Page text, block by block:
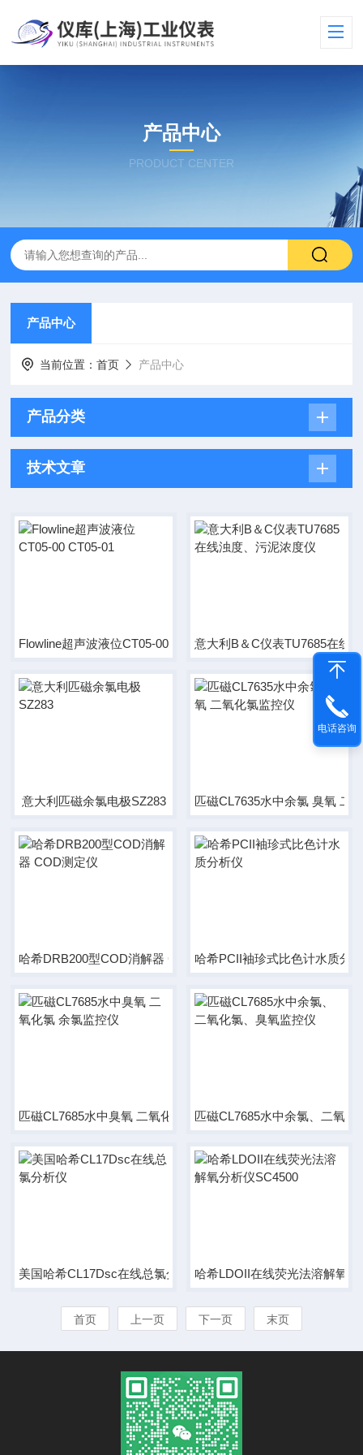
产品中心
PRODUCT CENTER
产品中心
当前位置：首页 产品中心
产品分类
技术文章
Flowline超声波液位CT05-00 CT05-01意大利B＆C仪表TU7685在线
意大利匹磁余氯电极SZ283 匹磁CL7635水中余氯 臭氧 二
哈希DRB200型COD消解器 COD测定仪哈希PCII袖珍式比色计水质分
匹磁CL7685水中臭氧 二氧化氯 余氯监控仪匹磁CL7685水中余氯、二氧化
美国哈希CL17Dsc在线总氯分析仪哈希LDOII在线荧光法溶解氧
首页 上一页 下一页 末页
电话咨询